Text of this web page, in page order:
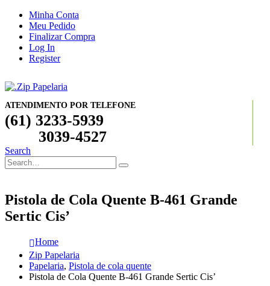
Minha Conta
Meu Pedido
Finalizar Compra
Log In
Register
ATENDIMENTO POR TELEFONE
(61) 3233-5939
3039-4527
Search
Pistola de Cola Quente B-461 Grande
Sertic Cis’
Home
Zip Papelaria
Papelaria, Pistola de cola quente
Pistola de Cola Quente B-461 Grande Sertic Cis’